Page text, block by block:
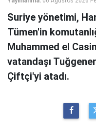
Suriye yönetimi,
Tümen'in
Muhammed el
vatandaşı
Çiftçi'yi atadı.